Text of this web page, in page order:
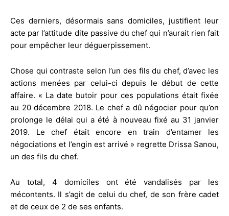
Ces derniers, désormais sans domiciles, justifient leur
acte par l’attitude dite passive du chef qui n’aurait rien fait
pour empêcher leur déguerpissement.
Chose qui contraste selon l’un des fils du chef, d’avec les
actions menées par celui-ci depuis le début de cette
affaire. « La date butoir pour ces populations était fixée
au 20 décembre 2018. Le chef a dû négocier pour qu’on
prolonge le délai qui a été à nouveau fixé au 31 janvier
2019. Le chef était encore en train d’entamer les
négociations et l’engin est arrivé » regrette Drissa Sanou,
un des fils du chef.
Au total, 4 domiciles ont été vandalisés par les
mécontents. Il s’agit de celui du chef, de son frère cadet
et de ceux de 2 de ses enfants.